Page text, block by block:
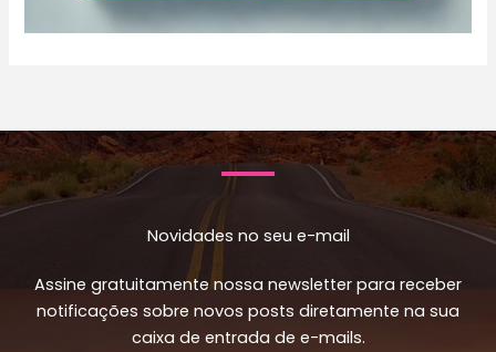
Novidades no seu e-mail
Assine gratuitamente nossa newsletter para receber
notificações sobre novos posts diretamente na sua
caixa de entrada de e-mails.